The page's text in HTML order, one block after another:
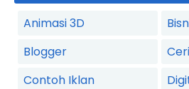
Animasi 3D
Blogger
Contoh Iklan